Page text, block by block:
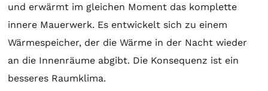
und erwärmt im gleichen Moment das komplette
innere Mauerwerk. Es entwickelt sich zu einem
Wärmespeicher, der die Wärme in der Nacht wieder
an die Innenräume abgibt. Die Konsequenz ist ein
besseres Raumklima.